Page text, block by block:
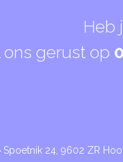
Heb
ons gerust op
Spoetnik 24, 9602 ZR